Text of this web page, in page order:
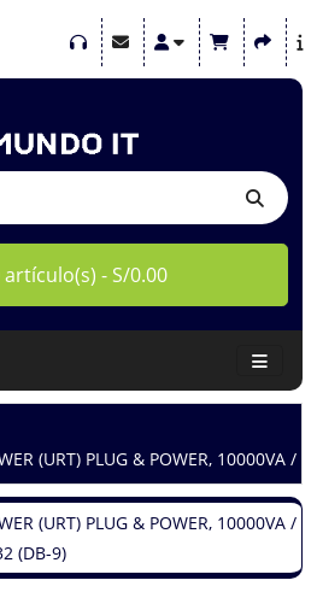
artículo(s) - S/0.00
(URT) PLUG & POWER, 10000VA /